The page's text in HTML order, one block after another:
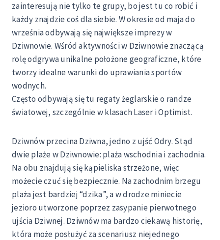
zainteresują nie tylko te grupy, bo jest tu co robić i
każdy znajdzie coś dla siebie. W okresie od maja do
września odbywają się największe imprezy w
Dziwnowie. Wśród aktywności w Dziwnowie znaczącą
rolę odgrywa unikalne położone geograficzne, które
tworzy idealne warunki do uprawiania sportów
wodnych.
Często odbywają się tu regaty żeglarskie o randze
światowej, szczególnie w klasach Laser i Optimist.
Dziwnów przecina Dziwna, jedno z ujść Odry. Stąd
dwie plaże w Dziwnowie: plaża wschodnia i zachodnia.
Na obu znajdują się kąpieliska strzeżone, więc
możecie czuć się bezpiecznie. Na zachodnim brzegu
plaża jest bardziej “dzika”, a w drodze miniecie
jezioro utworzone poprzez zasypanie pierwotnego
ujścia Dziwnej. Dziwnów ma bardzo ciekawą historię,
która może posłużyć za scenariusz niejednego